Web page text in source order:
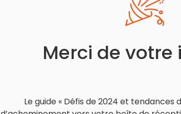
Merci de votre
Le guide « Défis de 2024 et tendances